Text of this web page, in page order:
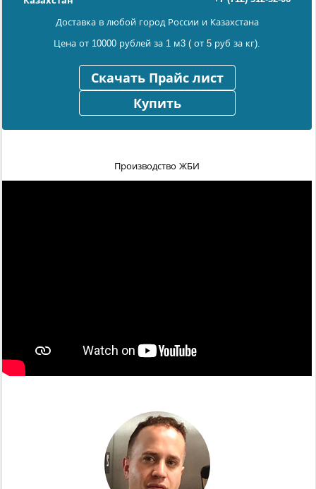
Доставка в любой город России и Казахстана
Цена от 10000 рублей за 1 м3 ( от 5 руб за кг).
Скачать Прайс лист
Купить
Производство ЖБИ